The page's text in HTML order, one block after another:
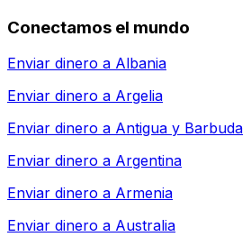
Conectamos el mundo
Enviar dinero a Albania
Enviar dinero a Argelia
Enviar dinero a Antigua y Barbuda
Enviar dinero a Argentina
Enviar dinero a Armenia
Enviar dinero a Australia